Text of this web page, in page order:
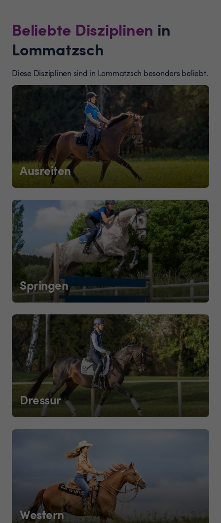
Beliebte Disziplinen in
Lommatzsch
Diese Disziplinen sind in Lommatzsch besonders beliebt.
Ausreiten
Springen
Dressur
Western